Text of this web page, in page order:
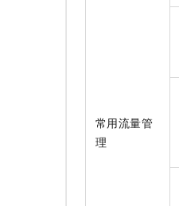
常用流量管
理